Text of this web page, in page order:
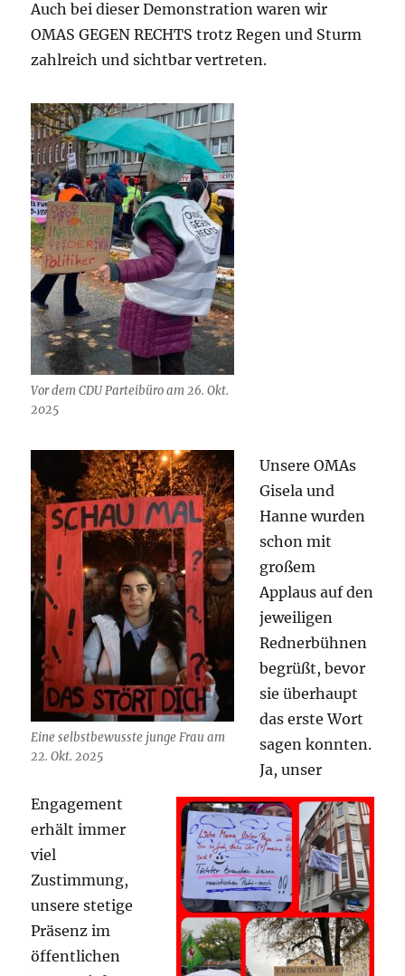
Auch bei dieser Demonstration waren wir
OMAS GEGEN RECHTS trotz Regen und Sturm
zahlreich und sichtbar vertreten.
Vor dem CDU Parteibüro am 26. Okt.
2025
Eine selbstbewusste junge Frau am
22. Okt. 2025
Unsere OMAs
Gisela und
Hanne wurden
schon mit
großem
Applaus auf den
jeweiligen
Rednerbühnen
begrüßt, bevor
sie überhaupt
das erste Wort
sagen konnten.
Ja, unser
Engagement
erhält immer
viel
Zustimmung,
unsere stetige
Präsenz im
öffentlichen